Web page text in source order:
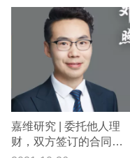
嘉维研究 | 委托他人理
财，双方签订的合同有